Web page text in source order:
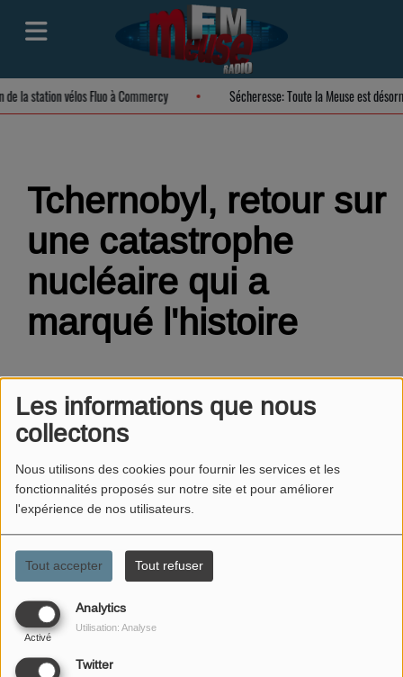
Les informations que nous
collectons
Nous utilisons des cookies pour fournir les services et les
fonctionnalités proposés sur notre site et pour améliorer
l'expérience de nos utilisateurs.
Tout accepter Tout refuser
Analytics
Activé
Utilisation: Analyse
Twitter
de la station vélos Fluo à Commercy Sécheresse: Toute la Meuse est
Tchernobyl, retour sur
une catastrophe
nucléaire qui a
marqué l'histoire
27 AVRIL 2026